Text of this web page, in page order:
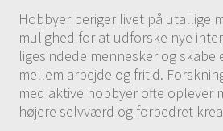
Hobbyer beriger livet på utallige
mulighed for at udforske nye
ligesindede mennesker og skabe
mellem arbejde og fritid.
med aktive hobbyer ofte oplever
højere selvværd og forbedret